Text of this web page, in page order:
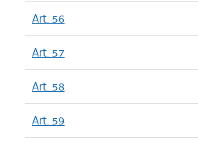
Art. 56
Art. 57
Art. 58
Art. 59